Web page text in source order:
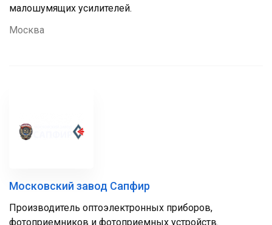
малошумящих усилителей.
Москва
Московский завод Сапфир
Производитель оптоэлектронных приборов,
фотоприемников и фотоприемных устройств.